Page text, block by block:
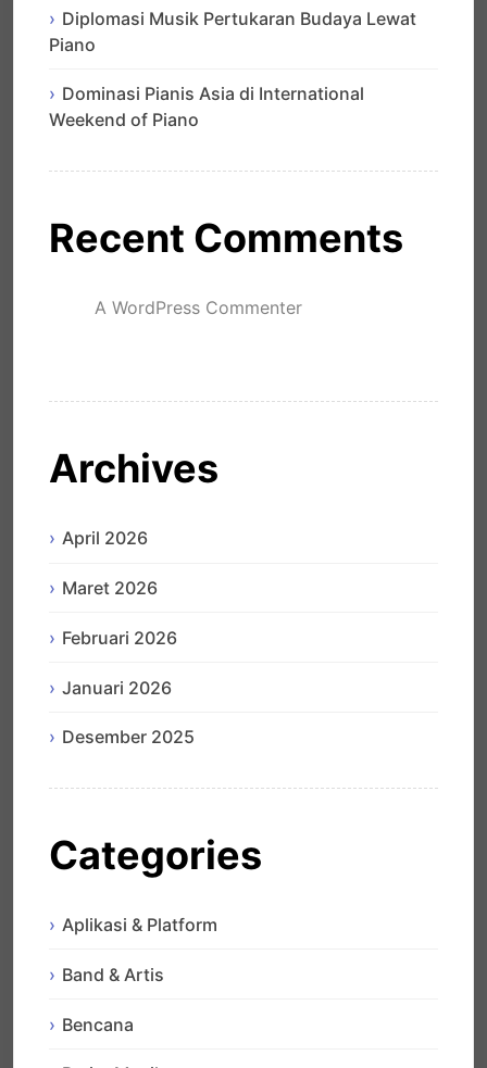
Diplomasi Musik Pertukaran Budaya Lewat
Piano
Dominasi Pianis Asia di International
Weekend of Piano
Recent Comments
A WordPress Commenter
Archives
April 2026
Maret 2026
Februari 2026
Januari 2026
Desember 2025
Categories
Aplikasi & Platform
Band & Artis
Bencana